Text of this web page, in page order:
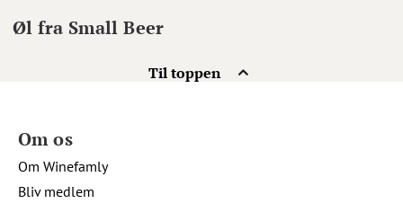
Til toppen
Øl fra Small Beer
Om os
Om Winefamly
Bliv medlem